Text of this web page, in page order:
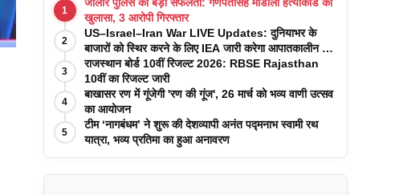
1
खुलासा, 3 आरोपी गिरफ्तार
2
US–Israel–Iran War LIVE Updates: दुनियाभर के
बाजारों को स्थिर करने के लिए IEA जारी करेगा आपातकालीन तेल
रिजर्व
3
राजस्थान बोर्ड 10वीं रिजल्ट 2026: RBSE Rajasthan
10वीं का रिजल्ट जारी
4
बाखासर रण में गूंजेगी 'रण की गूंज', 26 मार्च को भव्य वाणी उत्सव
का आयोजन
5
टीम ‘नागबंधम’ ने शुरू की देशव्यापी अनंत पद्मनाभ स्वामी रथ
यात्रा, भव्य प्रतिमा का हुआ अनावरण